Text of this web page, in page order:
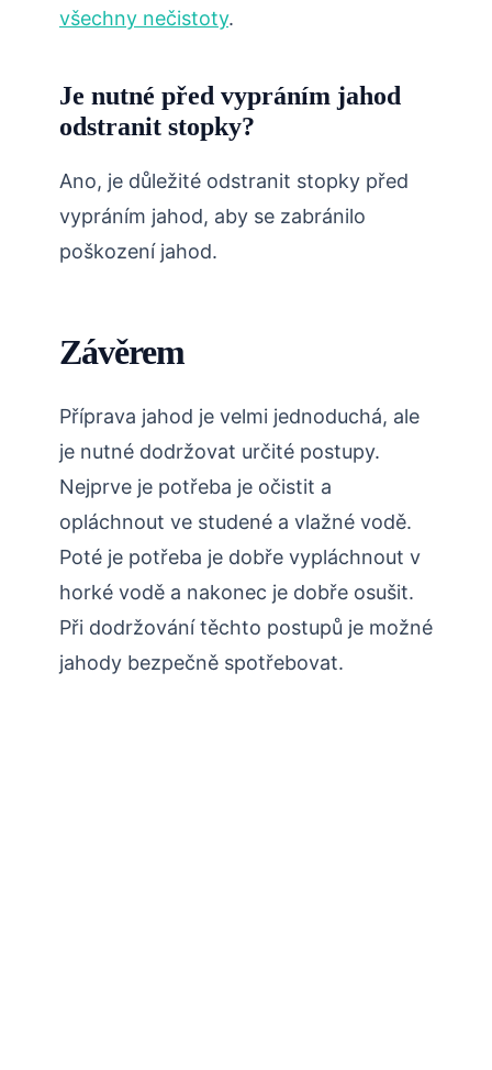
všechny nečistoty.
Je nutné před vypráním jahod
odstranit stopky?
Ano, je důležité odstranit stopky před
vypráním jahod, aby se zabránilo
poškození jahod.
Závěrem
Příprava jahod je velmi jednoduchá, ale
je nutné dodržovat určité postupy.
Nejprve je potřeba je očistit a
opláchnout ve studené a vlažné vodě.
Poté je potřeba je dobře vypláchnout v
horké vodě a nakonec je dobře osušit.
Při dodržování těchto postupů je možné
jahody bezpečně spotřebovat.